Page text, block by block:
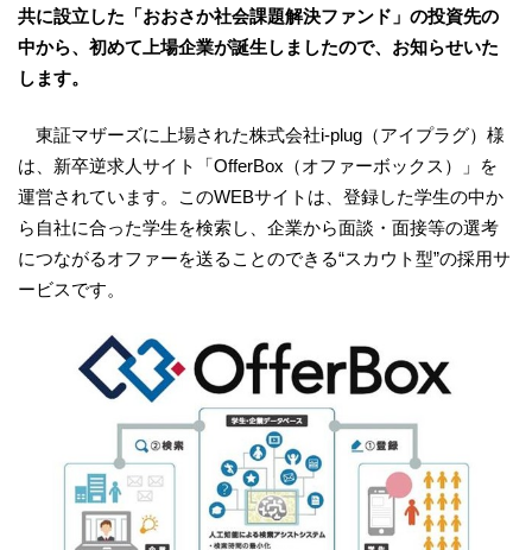
共に設立した「おおさか社会課題解決ファンド」の投資先の
中から、初めて上場企業が誕生しましたので、お知らせいた
します。
東証マザーズに上場された株式会社i-plug（アイプラグ）様
は、新卒逆求人サイト「OfferBox（オファーボックス）」を
運営されています。このWEBサイトは、登録した学生の中か
ら自社に合った学生を検索し、企業から面談・面接等の選考
につながるオファーを送ることのできる“スカウト型”の採用サ
ービスです。